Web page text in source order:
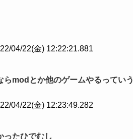
04/22(金) 12:22:21.881
らmodとか他のゲームやるっていう
04/22(金) 12:23:49.282
ったひでむし